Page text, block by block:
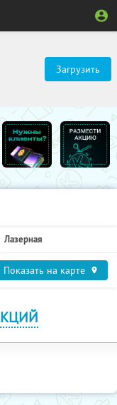
Загрузить
Лазерная
Показать на карте